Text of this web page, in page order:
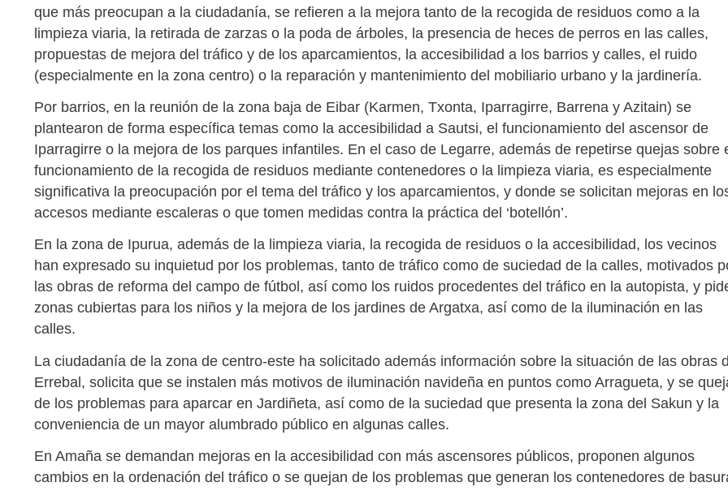
que más preocupan a la ciudadanía, se refieren a la mejora tanto de la recogida de residuos como a la
limpieza viaria, la retirada de zarzas o la poda de árboles, la presencia de heces de perros en las calles,
propuestas de mejora del tráfico y de los aparcamientos, la accesibilidad a los barrios y calles, el ruido
(especialmente en la zona centro) o la reparación y mantenimiento del mobiliario urbano y la jardinería.
Por barrios, en la reunión de la zona baja de Eibar (Karmen, Txonta, Iparragirre, Barrena y Azitain) se
plantearon de forma específica temas como la accesibilidad a Sautsi, el funcionamiento del ascensor de
Iparragirre o la mejora de los parques infantiles. En el caso de Legarre, además de repetirse quejas sobre
funcionamiento de la recogida de residuos mediante contenedores o la limpieza viaria, es especialmente
significativa la preocupación por el tema del tráfico y los aparcamientos, y donde se solicitan mejoras en
accesos mediante escaleras o que tomen medidas contra la práctica del ‘botellón’.
En la zona de Ipurua, además de la limpieza viaria, la recogida de residuos o la accesibilidad, los vecinos
han expresado su inquietud por los problemas, tanto de tráfico como de suciedad de la calles, motivados
las obras de reforma del campo de fútbol, así como los ruidos procedentes del tráfico en la autopista, y
zonas cubiertas para los niños y la mejora de los jardines de Argatxa, así como de la iluminación en las
calles.
La ciudadanía de la zona de centro-este ha solicitado además información sobre la situación de las obras
Errebal, solicita que se instalen más motivos de iluminación navideña en puntos como Arragueta, y se
de los problemas para aparcar en Jardiñeta, así como de la suciedad que presenta la zona del Sakun y la
conveniencia de un mayor alumbrado público en algunas calles.
En Amaña se demandan mejoras en la accesibilidad con más ascensores públicos, proponen algunos
cambios en la ordenación del tráfico o se quejan de los problemas que generan los contenedores de